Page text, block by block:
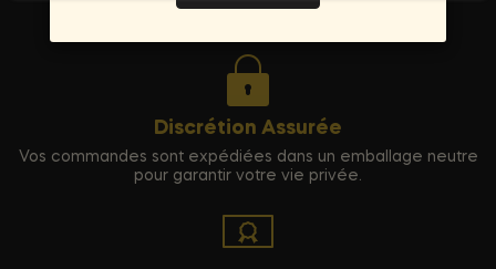
Discrétion Assurée
Vos commandes sont expédiées dans un emballage neutre
pour garantir votre vie privée.